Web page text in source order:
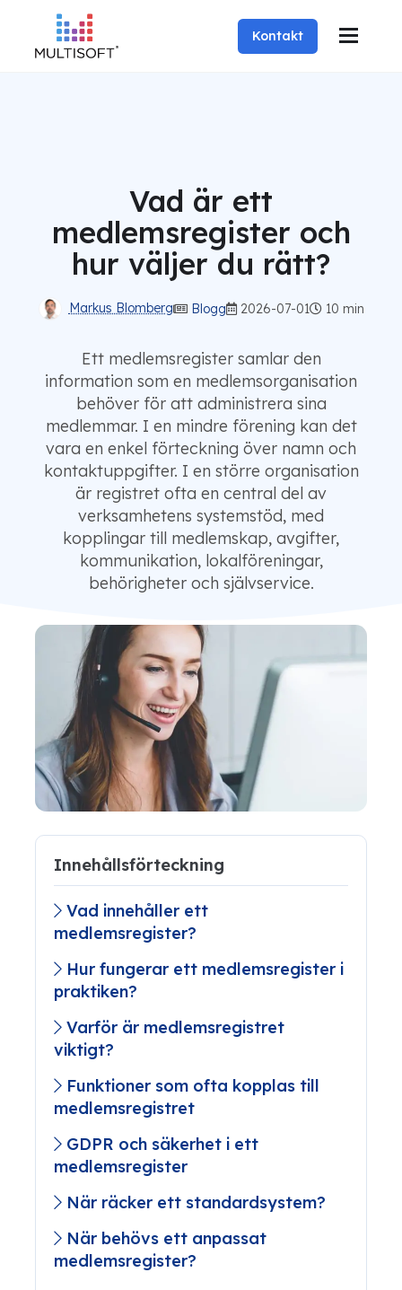
Kontakt
Vad är ett
medlemsregister och
hur väljer du rätt?
Markus Blomberg Blogg 2026-07-01 10 min
Ett medlemsregister samlar den
information som en medlemsorganisation
behöver för att administrera sina
medlemmar. I en mindre förening kan det
vara en enkel förteckning över namn och
kontaktuppgifter. I en större organisation
är registret ofta en central del av
verksamhetens systemstöd, med
kopplingar till medlemskap, avgifter,
kommunikation, lokalföreningar,
behörigheter och självservice.
Innehållsförteckning
Vad innehåller ett
medlemsregister?
Hur fungerar ett medlemsregister i
praktiken?
Varför är medlemsregistret
viktigt?
Funktioner som ofta kopplas till
medlemsregistret
GDPR och säkerhet i ett
medlemsregister
När räcker ett standardsystem?
När behövs ett anpassat
medlemsregister?